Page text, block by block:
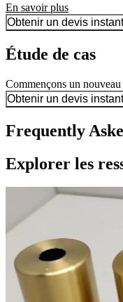
En savoir plus
Obtenir un devis
Étude de cas
Commençons un
Obtenir un devis
Frequently
Explorer les